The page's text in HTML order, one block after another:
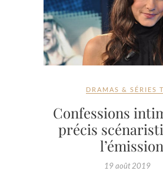
DRAMAS & SÉRIES
Confessions
précis
l’émission
19 août 2019